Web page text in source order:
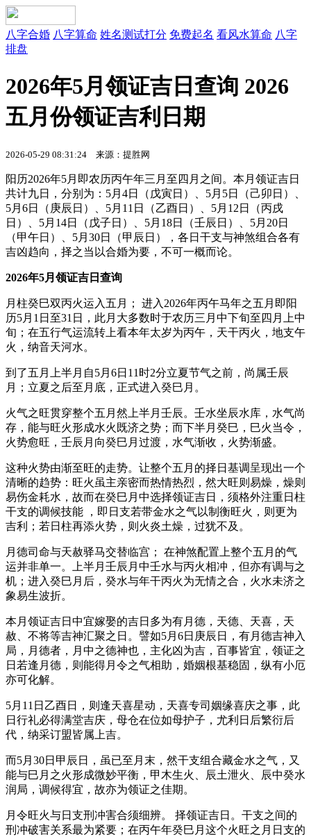
八字合婚 八字算命 姓名测试打分 免费起名 看风水算命 八字
排盘
2026年5月领证吉日查询 2026
五月份领证吉利日期
2026-05-29 08:31:24 来源：提胜网
阳历2026年5月即农历丙午年三月至四月之间。本月领证吉日
共计九日，分别为：5月4日（戊寅日）、5月5日（己卯日）、
5月6日（庚辰日）、5月11日（乙酉日）、5月12日（丙戌
日）、5月14日（戊子日）、5月18日（壬辰日）、5月20日
（甲午日）、5月30日（甲辰日），各日干支与神煞组合各有
吉凶趋向，择之当以合婚为要，不可一概而论。
2026年5月领证吉日查询
月柱癸巳双丙火运入五月； 进入2026年丙午马年之五月即阳
历5月1日至31日，此月大多数时于农历三月中下旬至四月上中
旬；在五行气运流转上看本年太岁为丙午，天干丙火，地支午
火，纳音天河水。
到了五月上半月自5月6日11时2分立夏节气之前，尚属壬辰
月；立夏之后至月底，正式进入癸巳月。
火气之旺贯穿整个五月然上半月壬辰。壬水坐辰水库，水气尚
存，能与旺火形成水火既济之势；而下半月癸巳，巳火当令，
火势愈旺，壬辰月向癸巳月过渡，水气渐收，火势渐盛。
这种火势由渐至旺的走势。让整个五月的择日基调呈现出一个
清晰的趋势：旺火虽主亲密而热情热烈，然大旺则易燥，燥则
易伤金耗水，故而在癸巳月中选择领证吉日，须格外注重日柱
干支的调候技能 ，即日支若带金水之气以制衡旺火，则更为
吉利；若日柱再添火势，则火炎土燥，过犹不及。
月德司命与天赦驿马交替临宫； 在神煞配置上整个五月的气
运并非单一。上半月壬辰月中壬水与丙火相冲，但亦有调与之
机；进入癸巳月后，癸水与年干丙火为无情之合，火水未济之
象易生波折。
本月领证吉日中宜嫁娶的吉日多为有月德，天德、天喜，天
赦、不将等吉神汇聚之日。譬如5月6日庚辰日，有月德吉神入
局，月德者，月中之德神也，主化凶为吉，百事皆宜，领证之
日若逢月德，则能得月令之气相助，婚姻根基稳固，纵有小厄
亦可化解。
5月11日乙酉日，则逢天喜星动，天喜专司姻缘喜庆之事，此
日行礼必得满堂吉庆，母仓在位如母护子，尤利日后繁衍后
代，纳采订盟皆属上吉。
而5月30日甲辰日，虽已至月末，然干支组合藏金水之气，又
能与巳月之火形成微妙平衡，甲木生火、辰土泄火、辰中癸水
润局，调候得宜，故亦为领证之佳期。
月令旺火与日支刑冲害合须细辨。 择领证吉日。干支之间的
刑冲破害关系最为紧要；在丙午年癸巳月这个火旺之月日支的